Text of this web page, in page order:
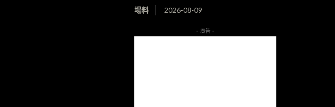
場料 2026-08-09
- 廣告 -